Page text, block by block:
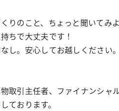
りのこと、ちょっと聞いてみ
ちで大丈夫です！
し。安心してお越しください
取引主任者、ファイナンシャ
ております。